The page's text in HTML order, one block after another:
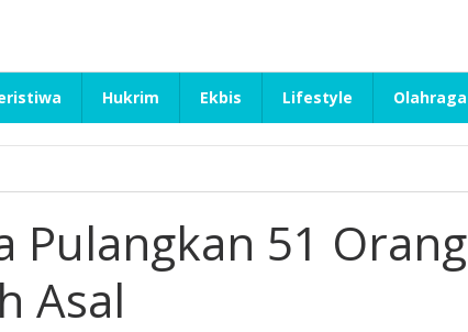
Hukrim Ekbis Lifestyle Olahraga
Pulangkan 51 Orang
Asal